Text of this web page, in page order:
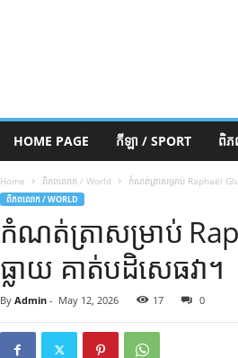
HOME PAGE កីឡា / SPORT ពិភ
Home ពិភពលោក / World កំណត់ត្រាសម្រាប់ Raphaël
ពិភពលោក / WORLD
កំណត់ត្រាសម្រាប់
ធ្លាយ គាត់បដិសេធវា។
By Admin- May 12, 2026 17 0